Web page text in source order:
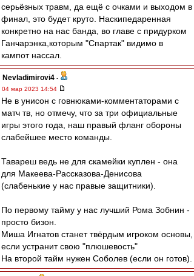
серьёзных травм, да ещё с очками и выходом в
финал, это будет круто. Наскипедаренная
конкретно на нас банда, во главе с придурком
Ганчарэнка,которым "Спартак" видимо в
кампот нассал.
Nevladimirovi4 -
04 мар 2023 14:54
Не в унисон с говнюками-комментаторами с
матч тв, но отмечу, что за три официальные
игры этого года, наш правый фланг обороны
слабейшее место команды.
Тавареш ведь не для скамейки куплен - она
для Макеева-Рассказова-Денисова
(слабенькие у нас правые защитники).
По первому тайму у нас лучший Рома Зобнин -
просто бизон.
Миша Игнатов станет твёрдым игроком основы,
если устранит свою "плюшевость"
На второй тайм нужен Соболев (если он готов).